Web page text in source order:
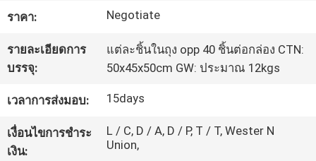
โรงงาน
ควบคุม
คุณภาพ
แผนผัง
ราคา: Negotiate
รายละเอียดการ
บรรจุ:
แต่ละชิ้นในถุง opp 40 ชิ้นต่อกล่อง CTN:
50x45x50cm GW: ประมาณ 12kgs
เวลาการส่งมอบ: 15days
เงื่อนไขการชำระ
เงิน:
L / C, D / A, D / P, T / T, Wester N
Union,